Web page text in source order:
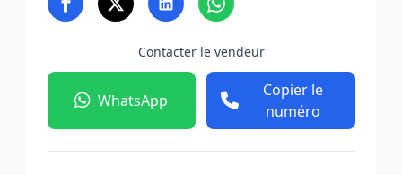
Contacter le vendeur
WhatsApp
Copier le
numéro